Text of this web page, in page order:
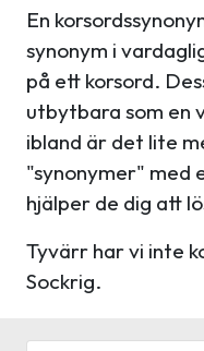
En
synonym i
på ett korsord.
utbytbara som en
ibland är det lite
"synonymer" med
hjälper de dig att
Tyvärr har vi inte
Sockrig.